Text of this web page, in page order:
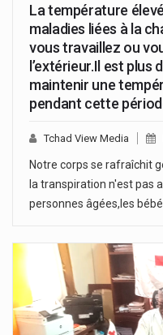
La température
maladies liées à la
vous travaillez ou
l’extérieur.Il est plus
maintenir une
pendant cette
Tchad View Media
Notre corps se rafraîchit
la transpiration n'est pas
personnes âgées,les